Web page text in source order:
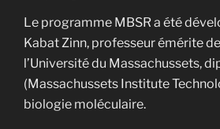
Le programme MBSR a été
Kabat Zinn, professeur émérite
l’Université du Massachussets,
(Massachussets Institute
biologie moléculaire.